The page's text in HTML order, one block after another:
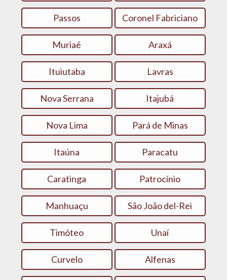
Passos Coronel Fabriciano
Muriaé Araxá
Ituiutaba Lavras
Nova Serrana Itajubá
Nova Lima Pará de Minas
Itaúna Paracatu
Caratinga Patrocínio
Manhuaçu São João del-Rei
Timóteo Unaí
Curvelo Alfenas